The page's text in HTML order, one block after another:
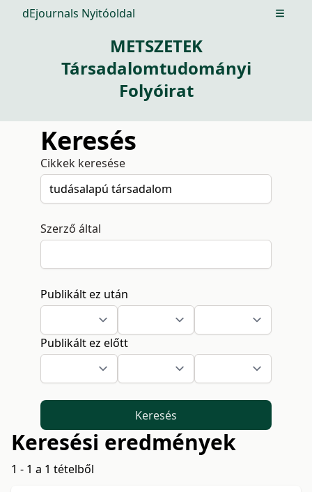
dEjournals Nyitóoldal Open
METSZETEK
Társadalomtudományi
Folyóirat
Keresés
Cikkek keresése
Szerző által
Publikált ez után
Publikált ez előtt
Keresés
Keresési eredmények
1 - 1 a 1 tételből